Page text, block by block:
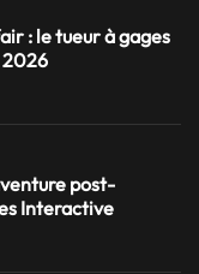
: le tueur à gages
2026
post-
Interactive